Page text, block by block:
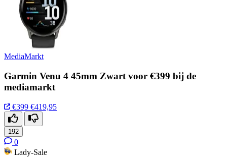
MediaMarkt
Garmin Venu 4 45mm Zwart voor €399 bij de
mediamarkt
€399 €419,95
192
0
Lady-Sale